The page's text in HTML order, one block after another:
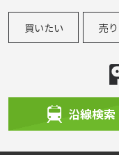
買いたい 売
沿線検索